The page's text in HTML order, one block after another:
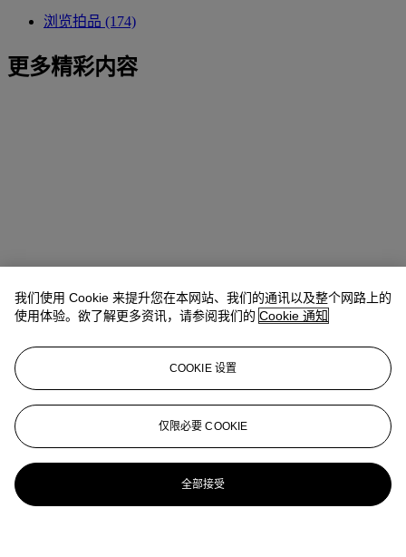
浏览拍品 (174)
更多精彩内容
我们使用 Cookie 来提升您在本网站、我们的通讯以及整个网路上的
使用体验。欲了解更多资讯，请参阅我们的 Cookie 通知
COOKIE 设置
仅限必要 COOKIE
全部接受